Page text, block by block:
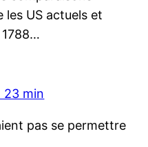
les US actuels et
1788…
23 min
pas se permettre